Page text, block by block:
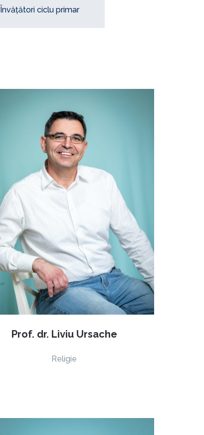
Învățători ciclu primar
Prof. dr. Liviu Ursache
Religie